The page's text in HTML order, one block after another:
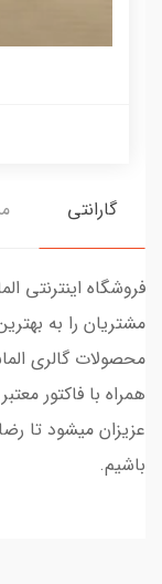
گارانتی
فروشگاه اینترنتی
مشتریان را به
محصولات گالری
همراه با فاکتور
عزیزان میشود تا
باشیم.